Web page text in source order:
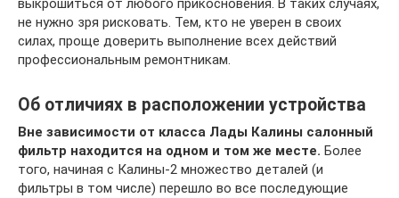
выкрошиться от любого прикосновения. В таких случаях,
не нужно зря рисковать. Тем, кто не уверен в своих
силах, проще доверить выполнение всех действий
профессиональным ремонтникам.
Об отличиях в расположении устройства
Вне зависимости от класса Лады Калины салонный
фильтр находится на одном и том же месте. Более
того, начиная с Калины-2 множество деталей (и
фильтры в том числе) перешло во все последующие